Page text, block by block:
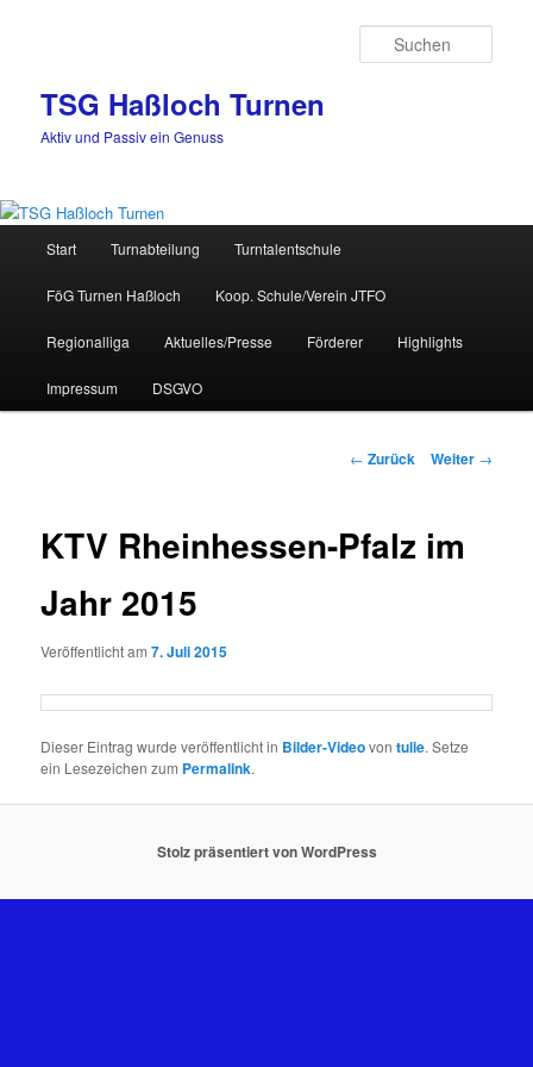
TSG Haßloch Turnen
Aktiv und Passiv ein Genuss
Start Turnabteilung Turntalentschule
FöG Turnen Haßloch Koop. Schule/Verein JTFO
Regionalliga Aktuelles/Presse Förderer Highlights
Impressum DSGVO
Beitrags-
← Zurück Weiter →
KTV Rheinhessen-Pfalz im
Jahr 2015
Veröffentlicht am7. Juli 2015
Dieser Eintrag wurde veröffentlicht in Bilder-Videovontulie. Setze
ein Lesezeichen zum Permalink.
Stolz präsentiert von WordPress